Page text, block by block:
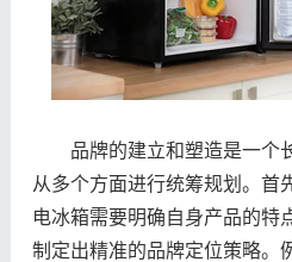
品牌的建立和塑造是一个
从多个方面进行统筹规划。首
电冰箱需要明确自身产品的特
制定出精准的品牌定位策略。